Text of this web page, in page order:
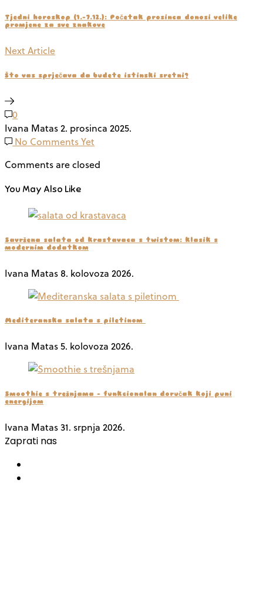
Tjedni horoskop (1.–7.12.): Početak prosinca donosi velike
promjene za sve znakove
Next Article
Što vas sprječava da budete istinski sretni?
0
Ivana Matas2. prosinca 2025.
No Comments Yet
Comments are closed
You May Also Like
Savršena salata od krastavaca s twistom: klasik s
modernim dodatkom
Ivana Matas 8. kolovoza 2026.
Mediteranska salata s piletinom
Ivana Matas5. kolovoza 2026.
Smoothie s trešnjama – funkcionalan doručak koji puni
energijom
Ivana Matas31. srpnja 2026.
Zaprati nas